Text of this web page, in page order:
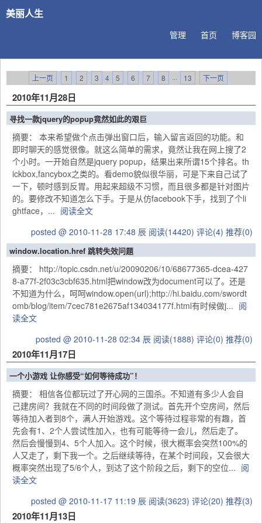
美丽人生
博客园
首页
管理
上一页 1 2 3 4 5 6 7 8 ··· 13 下一页
2010年11月28日
寻找一款jquery的popup竟然如此的艰巨
摘要： 本来希望做个点击弹出窗口后，输入留言返回的功能。和
即时聊天的感觉很像。就这么简单的需求，竟然让我在网上搜了2
个小时。一开始自然是jquery popup，结果出来所谓15个排名。th
ickbox,fancybox之类的。看demo貌似很华丽，可是下来自己试了
一下，顿时感到反胃。用起来超级不习惯，而且很多都是针对图片
的。要修改不知道怎么下手。于是从仿facebook下手，找到了个li
ghtface，... 阅读全文
posted @ 2010-11-28 17:48 辰 阅读(14420) 评论(4) 推荐(0)
window.location.href 跳转失效问题
摘要： http://topic.csdn.net/u/20090206/10/68677365-dcea-427
8-a77f-2f03c3cbf635.html把window改为document可以了。还是
不知道为什么，呵呵window.open(url);http://hi.baidu.com/swordt
omb/blog/item/7cec781e2675af134034177f.html有时候做j... 阅
读全文
posted @ 2010-11-28 02:34 辰 阅读(1888) 评论(0) 推荐(0)
2010年11月17日
一个小游戏 让你感受“如何等待成功”！
摘要： 相信各位都玩过了开心网的三国杀。不知道有多少人会自
己建房间？我就在不同的时间段做了测试。首先开个空房间，然后
等待加入者到8个，满人开始游戏。这个等待过程非常的有趣，首
先会有1、2个人尝试性加入，也有可能等待一会儿，然后走了。
然后会慢慢到4、5个人加入。这个时候，很大概率会突然100%的
人又走了，剩下我一个。之后继续等待，在某个时间段，又会很大
概率突然出现了5/6个人，到达了这个阶段之后，剩下的空位... 阅
读全文
posted @ 2010-11-17 11:19 辰 阅读(3623) 评论(20) 推荐(3)
2010年11月13日